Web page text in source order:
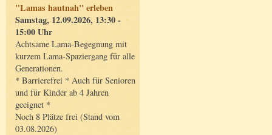
"Lamas hautnah" erleben
Samstag, 12.09.2026, 13:30 -
15:00 Uhr
Achtsame Lama-Begegnung mit
kurzem Lama-Spaziergang für alle
Generationen.
* Barrierefrei * Auch für Senioren
und für Kinder ab 4 Jahren
geeignet *
Noch 8 Plätze frei (Stand vom
03.08.2026)